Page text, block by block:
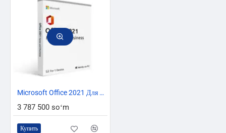
ТОП БРЕНД
ТОЛЬКО ОНЛАЙН Microsoft Office 2021 Для Дома и Бизнеса T5D-03484
3 787 500 soʻm
Купить